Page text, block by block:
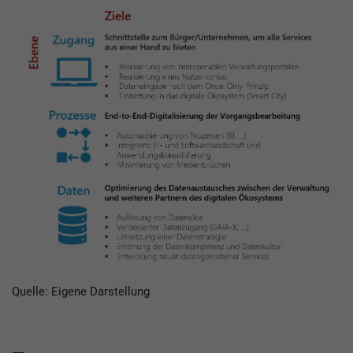
Quelle: Eigene Darstellung